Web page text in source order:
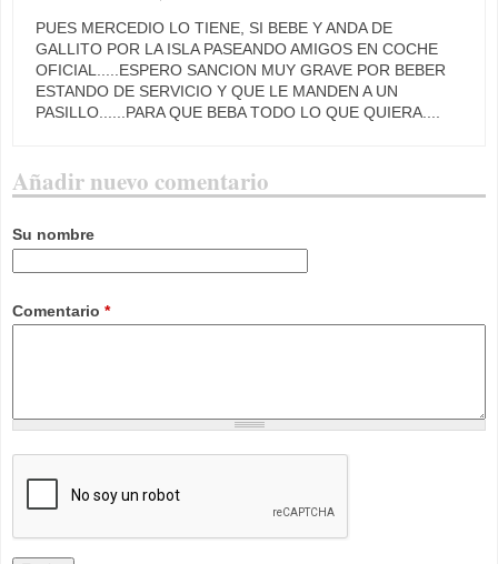
PUES MERCEDIO LO TIENE, SI BEBE Y ANDA DE
GALLITO POR LA ISLA PASEANDO AMIGOS EN COCHE
OFICIAL.....ESPERO SANCION MUY GRAVE POR BEBER
ESTANDO DE SERVICIO Y QUE LE MANDEN A UN
PASILLO......PARA QUE BEBA TODO LO QUE QUIERA....
Añadir nuevo comentario
Su nombre
Comentario *